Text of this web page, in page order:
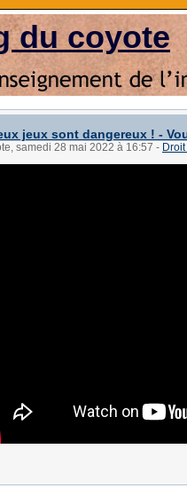
du coyote
jeux sont dangereux ! -
samedi 28 mai 2022 à 16:57 -